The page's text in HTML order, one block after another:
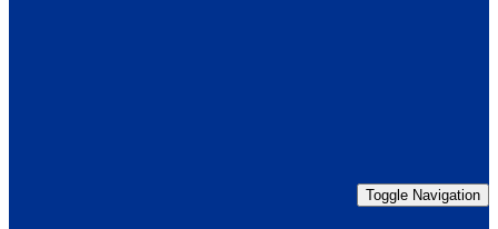
Toggle Navigation